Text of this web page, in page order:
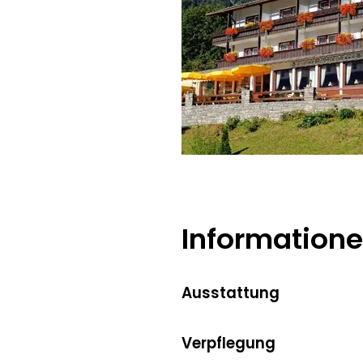
Ausstattung
Verpflegung